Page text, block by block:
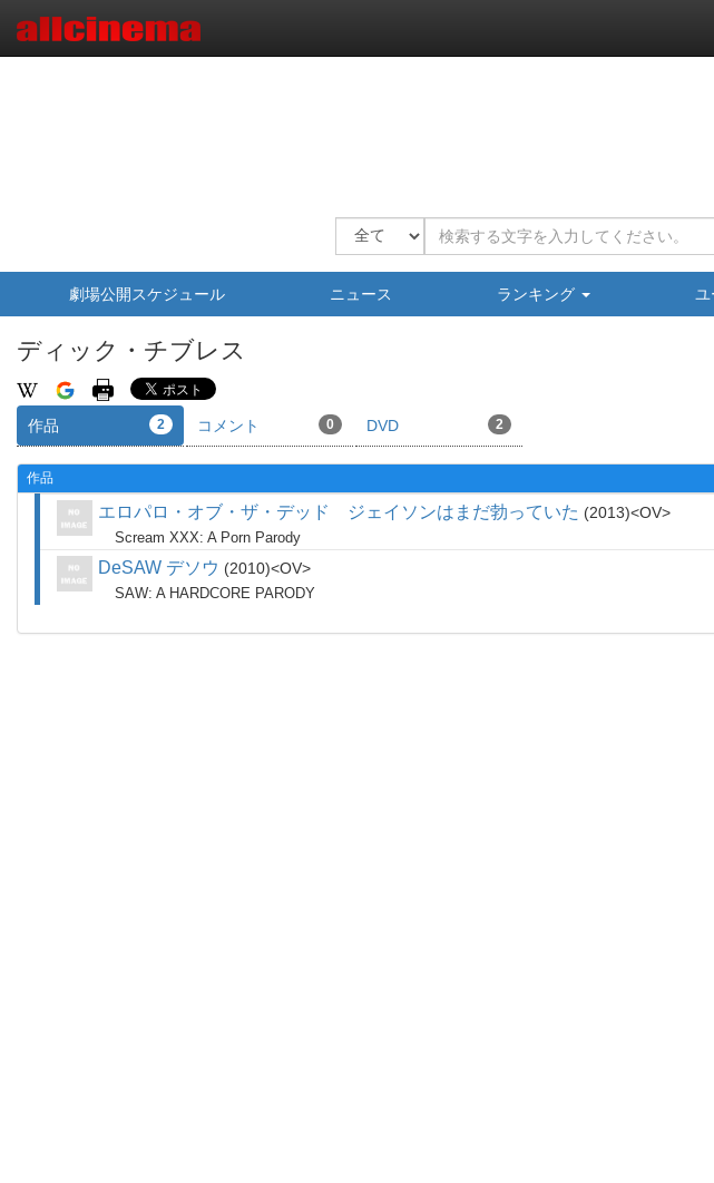
劇場公開スケジュール ニュース ランキング
ディック・チブレス
作品 2 コメント 0 DVD 2
作品
エロパロ・オブ・ザ・デッド ジェイソンはまだ勃っていた 2013 OV
Scream XXX: A Porn Parody
DeSAW デソウ 2010 OV
SAW: A HARDCORE PARODY